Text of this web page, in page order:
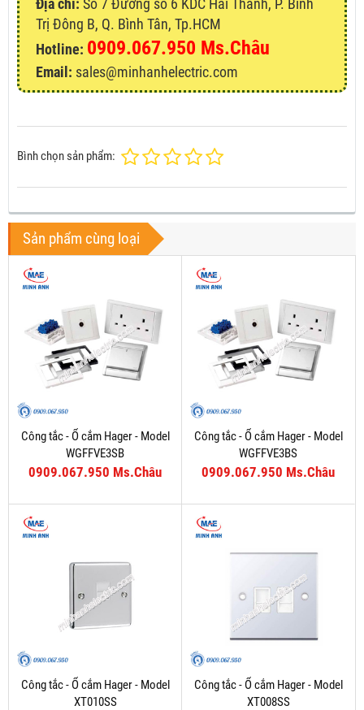
Trị Đông B, Q. Bình Tân, Tp.HCM
Hotline: 0909.067.950 Ms.Châu
Email: sales@minhanhelectric.com
Bình chọn sản phẩm:
Sản phẩm cùng loại
Công tắc - Ổ cắm Hager - Model
WGFFVE3SB
0909.067.950 Ms.Châu
Công tắc - Ổ cắm Hager - Model
WGFFVE3BS
0909.067.950 Ms.Châu
Công tắc - Ổ cắm Hager - Model
XT010SS
Công tắc - Ổ cắm Hager - Model
XT008SS